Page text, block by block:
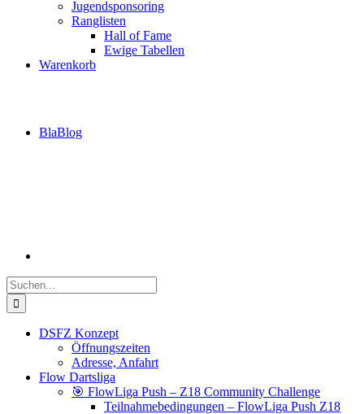
Jugendsponsoring
Ranglisten
Hall of Fame
Ewige Tabellen
Warenkorb
BlaBlog
Suche
nach:
DSFZ Konzept
Öffnungszeiten
Adresse, Anfahrt
Flow Dartsliga
🎯 FlowLiga Push – Z18 Community Challenge
Teilnahmebedingungen – FlowLiga Push Z18